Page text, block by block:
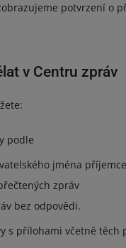
potvrzení o
v Centru zpráv
podle
jména
zpráv
bez odpovědi.
s přílohami včetně těch